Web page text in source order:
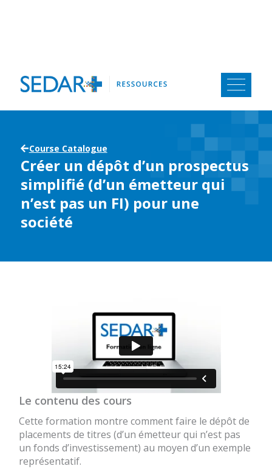
contenu
Course Catalogue
Créer un dépôt d’un prospectus
simplifié (d’un émetteur qui
n’est pas un FI) pour une
société
Le contenu des cours
Cette formation montre comment faire le dépôt de
placements de titres (d’un émetteur qui n’est pas
un fonds d’investissement) au moyen d’un exemple
représentatif.